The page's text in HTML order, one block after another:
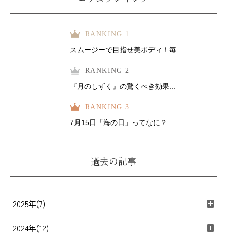
RANKING 1
スムージーで目指せ美ボディ！毎...
RANKING 2
『月のしずく』の驚くべき効果...
RANKING 3
7月15日「海の日」ってなに？...
過去の記事
2025年(7)
2024年(12)